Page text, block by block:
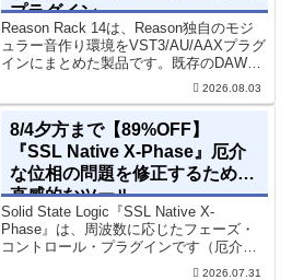
プラグイン
Reason Rack 14は、Reason独自のモジ
ュラー音作り環境をVST3/AU/AAXプラグ
インにまとめた製品です。既存のDAWを
乗り換えることなく、68種類のシンセや
2026.08.03
8/4夕方まで【89%OFF】
『SSL Native X-Phase』厄介
な位相の問題を修正するための
直感的なツール
Solid State Logic『SSL Native X-
Phase』は、周波数に応じたフェーズ・
コントロール・プラグインです（厄介な
位相の問題を修正するための直感的なツ
2026.07.31